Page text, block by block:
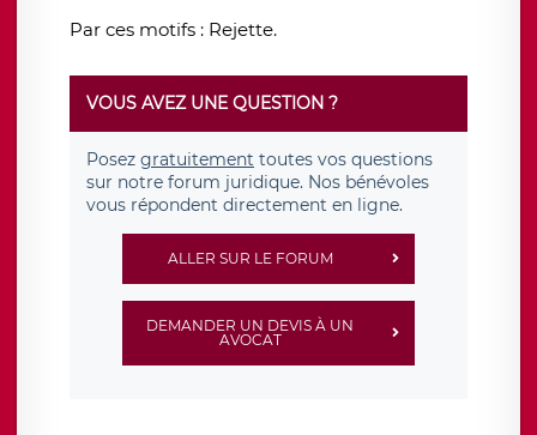
Par ces motifs : Rejette.
VOUS AVEZ UNE QUESTION ?
Posez gratuitement toutes vos questions
sur notre forum juridique. Nos bénévoles
vous répondent directement en ligne.
ALLER SUR LE FORUM
DEMANDER UN DEVIS À UN
AVOCAT